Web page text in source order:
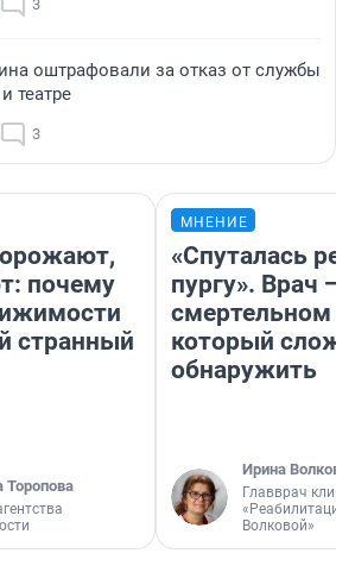
3
оштрафовали за отказ от службы
театре
3
почему
странный
Торопова
МНЕНИЕ
«Спуталась
пургу». Врач —
смертельном
который
обнаружить
Ирина Волкова
Главврач
«Реабилитация
Волковой»